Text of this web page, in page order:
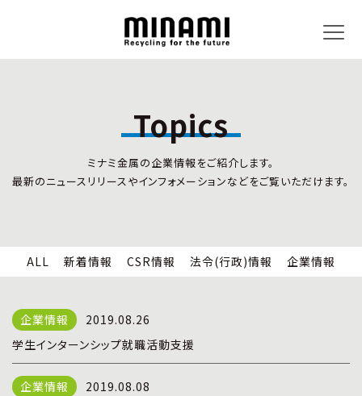
CSR情報
企業情報
全国事業所紹介
事業内容
リサイクルサービス
小型家電リサイクル法
全国の回収対応
Topics
ミナミ金属の企業情報をご紹介します。
最新のニュースリリースやインフォメーションなどをご覧いただけます。
ALL 新着情報 CSR情報 法令(行政)情報 企業情報
2019.08.26
学生インターンシップ就職活動支援
2019.08.08